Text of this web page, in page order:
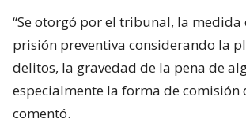
“Se otorgó por el tribunal, la
prisión preventiva considerando la
delitos, la gravedad de la pena de
especialmente la forma de comisión
comentó.